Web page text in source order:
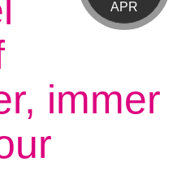
APR
immer